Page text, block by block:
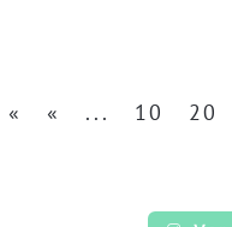
« « ... 10 20